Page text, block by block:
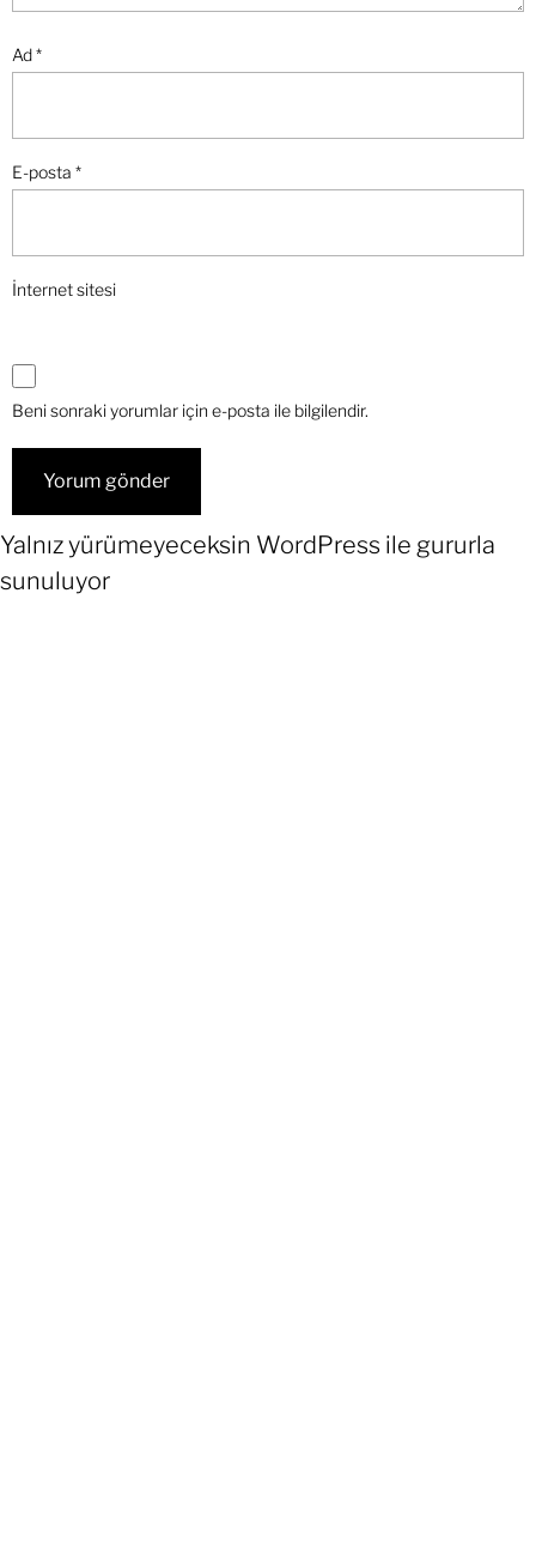
Ad*
E-posta *
İnternet sitesi
Beni sonraki yorumlar için e-posta ile bilgilendir.
Yalnız yürümeyeceksin WordPress ile gururla
sunuluyor